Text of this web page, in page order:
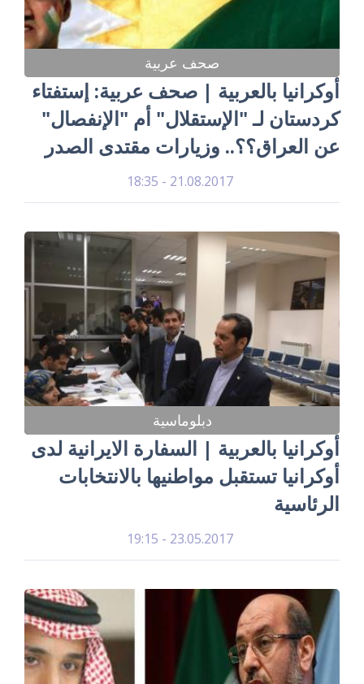
صحف عربية
أوكرانيا بالعربية | صحف عربية: إستفتاء
كردستان لـ "الإستقلال" أم "الإنفصال"
عن العراق؟؟.. وزيارات مقتدى الصدر
21.08.2017 - 18:35
دبلوماسية
أوكرانيا بالعربية | السفارة الايرانية لدى
أوكرانيا تستقبل مواطنيها بالانتخابات
الرئاسية
23.05.2017 - 19:15